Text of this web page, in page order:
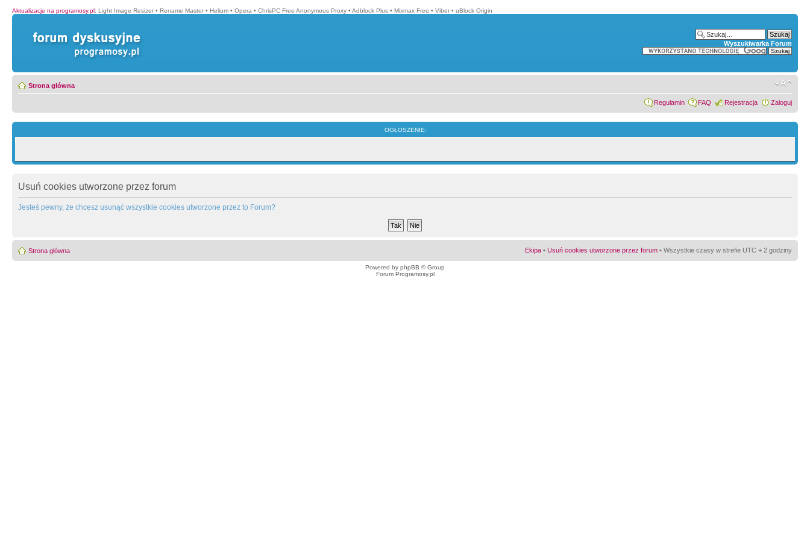
Aktualizacje na programosy.pl: Light Image Resizer • Rename Master • Helium • Opera • ChrisPC Free Anonymous Proxy • Adblock Plus • Mixmax Free • Viber • uBlock Origin
Wyszukiwarka Forum
Strona główna
Regulamin FAQ Rejestracja Zaloguj
OGŁOSZENIE:
Usuń cookies utworzone przez forum
Jesteś pewny, że chcesz usunąć wszystkie cookies utworzone przez to Forum?
Strona główna Ekipa • Usuń cookies utworzone przez forum • Wszystkie czasy w strefie UTC + 2 godziny
Powered by phpBB © Group
Forum Programosy.pl